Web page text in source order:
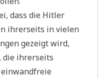
dass die Hitler
ihrerseits in vielen
gezeigt wird,
die ihrerseits